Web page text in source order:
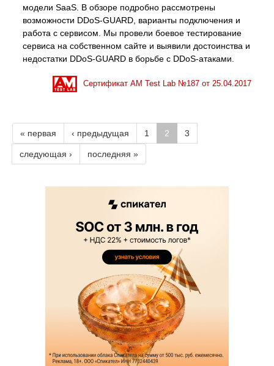
модели SaaS. В обзоре подробно рассмотрены
возможности DDoS-GUARD, варианты подключения и
работа с сервисом. Мы провели боевое тестирование
сервиса на собственном сайте и выявили достоинства и
недостатки DDoS-GUARD в борьбе с DDoS-атаками.
Сертификат AM Test Lab №187 от 25.04.2017
« первая ‹ предыдущая 1 2 3
следующая › последняя »